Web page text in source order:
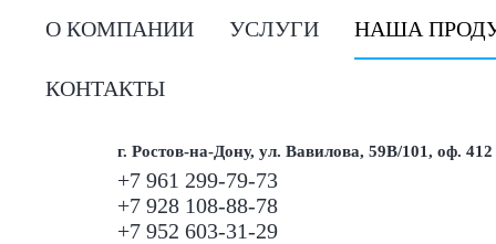
О КОМПАНИИ УСЛУГИ НАША
КОНТАКТЫ
г. Ростов-на-Дону, ул. Вавилова, 59В/101, оф. 412
+7 961 299-79-73
+7 928 108-88-78
+7 952 603-31-29